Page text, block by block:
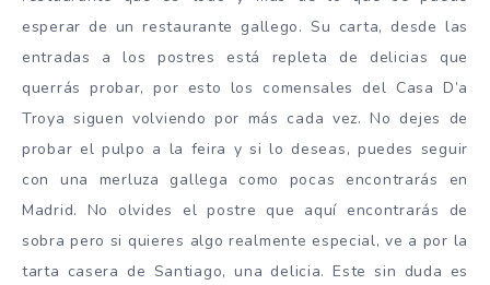
esperar de un restaurante gallego. Su carta, desde las
entradas a los postres está repleta de delicias que
querrás probar, por esto los comensales del Casa D’a
Troya siguen volviendo por más cada vez. No dejes de
probar el pulpo a la feira y si lo deseas, puedes seguir
con una merluza gallega como pocas encontrarás en
Madrid. No olvides el postre que aquí encontrarás de
sobra pero si quieres algo realmente especial, ve a por la
tarta casera de Santiago, una delicia. Este sin duda es